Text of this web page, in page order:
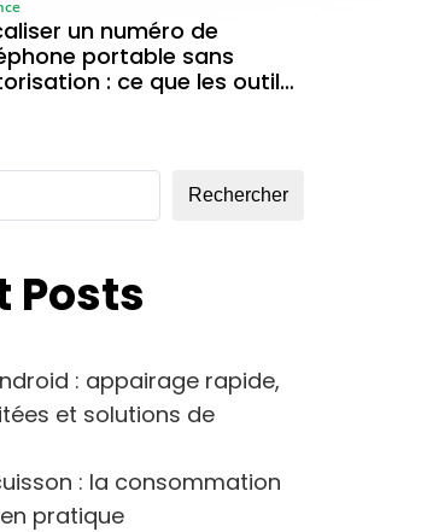
un numéro de
portable sans
: ce que les outils
Rechercher
Posts
: appairage rapide,
et solutions de
: la consommation
pratique